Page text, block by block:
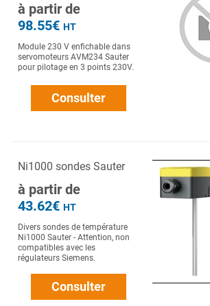
à partir de
98.55€ HT
Module 230 V enfichable dans
servomoteurs AVM234 Sauter
pour pilotage en 3 points 230V.
Consulter
Ni1000 sondes Sauter
à partir de
43.62€ HT
Divers sondes de température
Ni1000 Sauter - Attention, non
compatibles avec les
régulateurs Siemens.
Consulter